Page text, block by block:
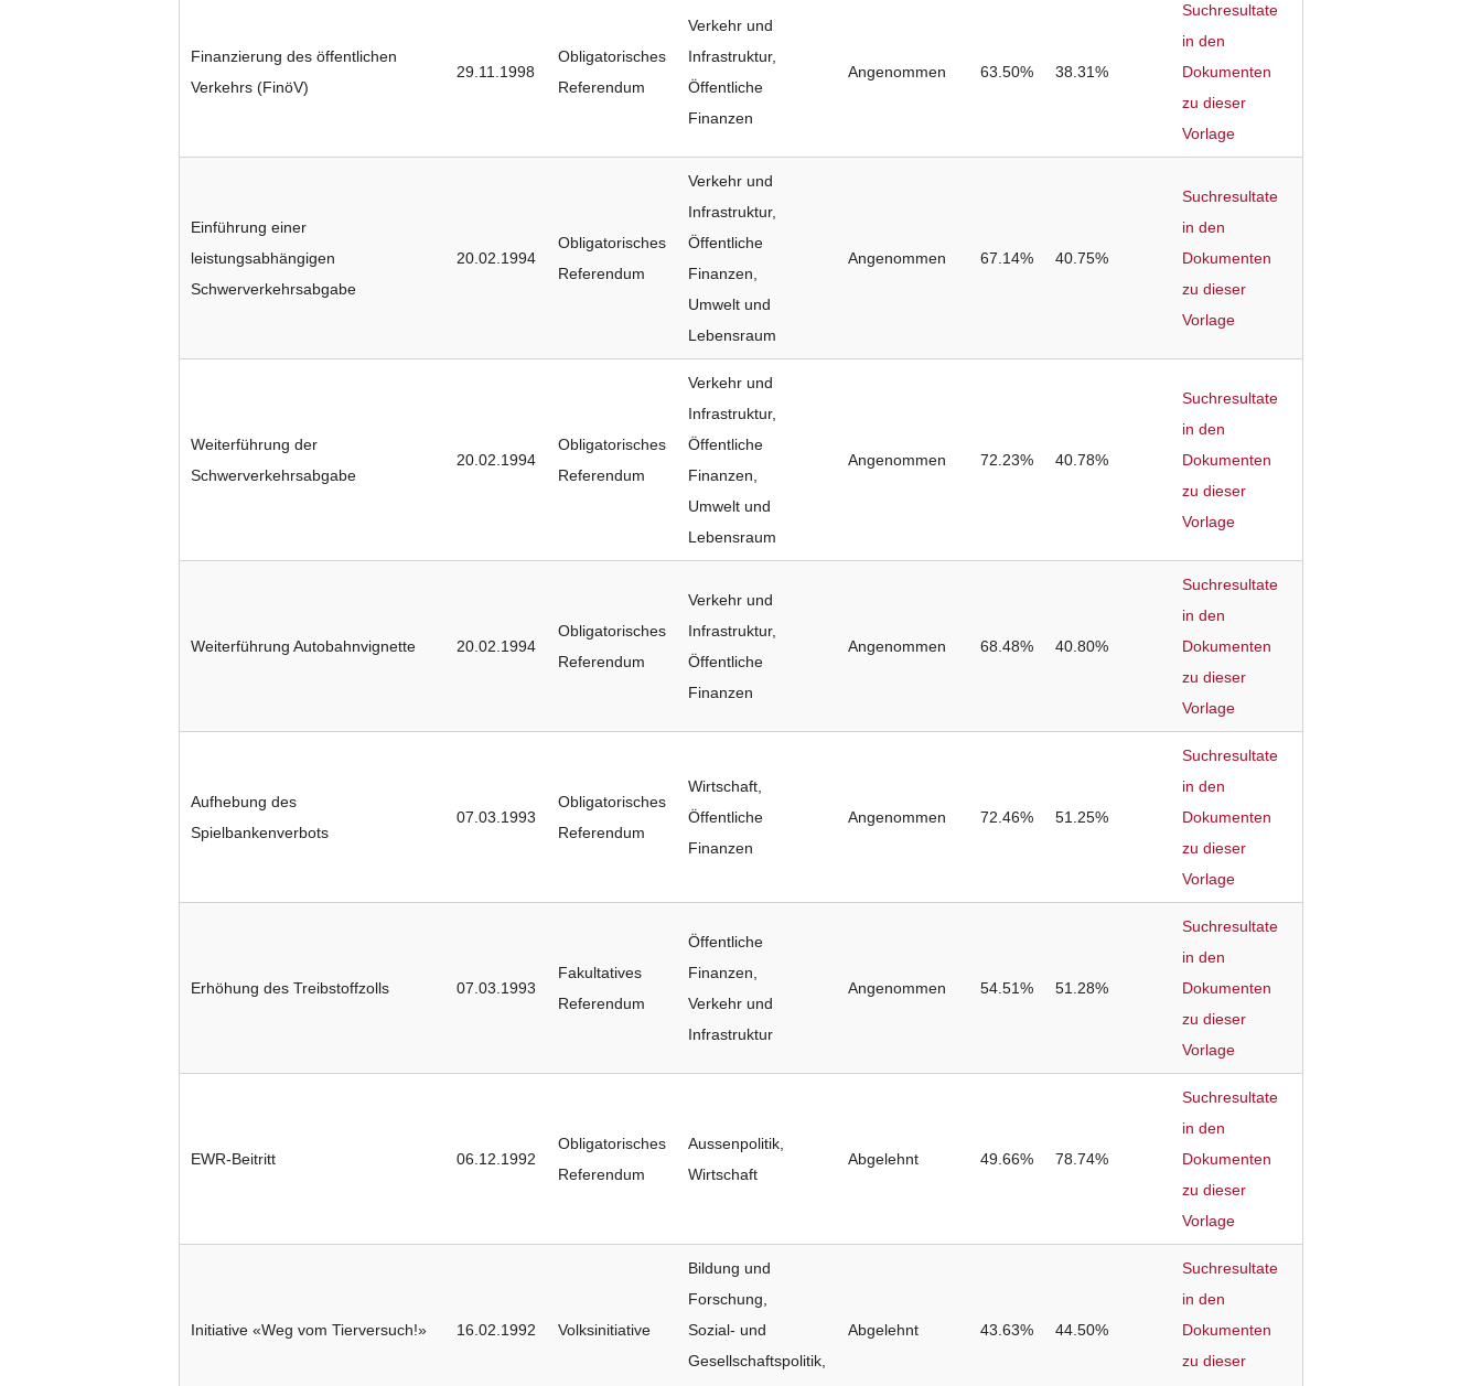
Finanzierung des öffentlichen
Verkehrs (FinöV)
29.11.1998
Obligatorisches
Referendum
Verkehr und
Infrastruktur,
Öffentliche
Finanzen
Angenommen 63.50% 38.31%
Suchresultate
in den
Dokumenten
zu dieser
Vorlage
Einführung einer
leistungsabhängigen
Schwerverkehrsabgabe
20.02.1994
Obligatorisches
Referendum
Verkehr und
Infrastruktur,
Öffentliche
Finanzen,
Umwelt und
Lebensraum
Angenommen 67.14% 40.75%
Suchresultate
in den
Dokumenten
zu dieser
Vorlage
Weiterführung der
Schwerverkehrsabgabe
20.02.1994
Obligatorisches
Referendum
Verkehr und
Infrastruktur,
Öffentliche
Finanzen,
Umwelt und
Lebensraum
Angenommen 72.23% 40.78%
Suchresultate
in den
Dokumenten
zu dieser
Vorlage
Weiterführung Autobahnvignette 20.02.1994
Obligatorisches
Referendum
Verkehr und
Infrastruktur,
Öffentliche
Finanzen
Angenommen 68.48% 40.80%
Suchresultate
in den
Dokumenten
zu dieser
Vorlage
Aufhebung des
Spielbankenverbots
07.03.1993
Obligatorisches
Referendum
Wirtschaft,
Öffentliche
Finanzen
Angenommen 72.46% 51.25%
Suchresultate
in den
Dokumenten
zu dieser
Vorlage
Erhöhung des Treibstoffzolls 07.03.1993
Fakultatives
Referendum
Öffentliche
Finanzen,
Verkehr und
Infrastruktur
Angenommen 54.51% 51.28%
Suchresultate
in den
Dokumenten
zu dieser
Vorlage
EWR-Beitritt 06.12.1992
Obligatorisches
Referendum
Aussenpolitik,
Wirtschaft
Abgelehnt 49.66% 78.74%
Suchresultate
in den
Dokumenten
zu dieser
Vorlage
Initiative «Weg vom Tierversuch!» 16.02.1992 Volksinitiative
Bildung und
Forschung,
Sozial- und
Gesellschaftspolitik,
Abgelehnt 43.63% 44.50%
Suchresultate
in den
Dokumenten
zu dieser